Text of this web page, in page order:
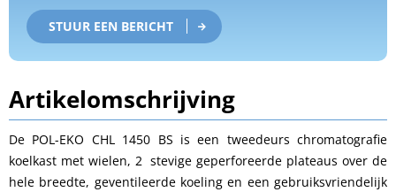
STUUR EEN BERICHT
Artikelomschrijving
De POL-EKO CHL 1450 BS is een tweedeurs chromatografie
koelkast met wielen, 2 stevige geperforeerde plateaus over de
hele breedte, geventileerde koeling en een gebruiksvriendelijk